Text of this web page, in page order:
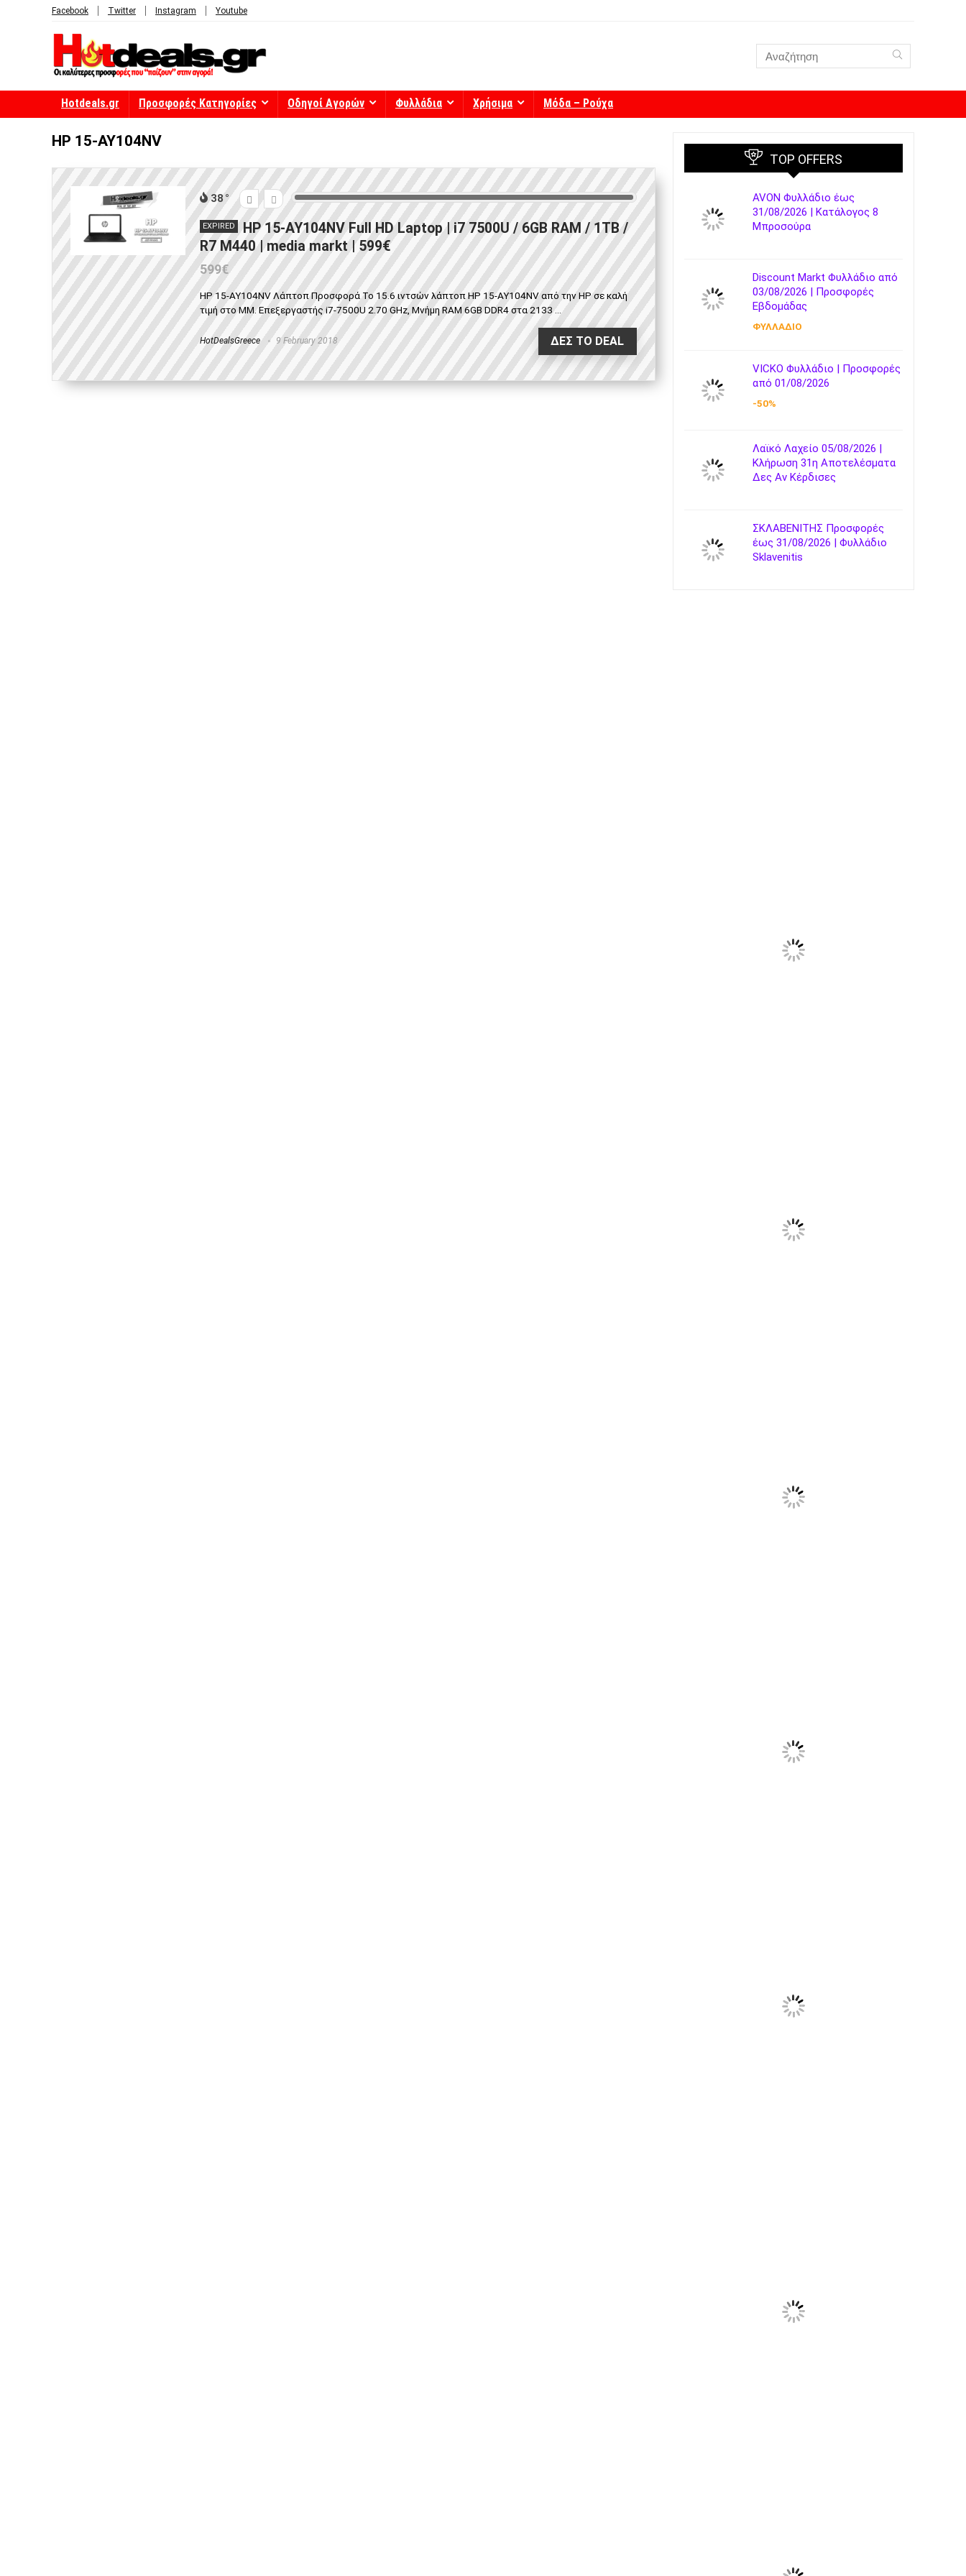
Facebook Twitter Instagram Youtube
Hotdeals.gr Προσφορές Κατηγορίες Οδηγοί Αγορών Φυλλάδια Χρήσιμα Μόδα – Ρούχα
HP 15-AY104NV
38
EXPIRED
HP 15-AY104NV Full HD Laptop | i7 7500U / 6GB RAM / 1TB /
R7 M440 | media markt | 599€
599€
HP 15-AY104NV Λάπτοπ Προσφορά Το 15.6 ιντσών λάπτοπ HP 15-AY104NV από την HP σε καλή
τιμή στο MM. Επεξεργαστής i7-7500U 2.70 GHz, Μνήμη RAM 6GB DDR4 στα 2133 ...
HotDealsGreece 9 February 2018 ΔΕΣ ΤΟ DEAL
TOP OFFERS
AVON Φυλλάδιο έως
31/08/2026 | Κατάλογος 8
Μπροσούρα
Discount Markt Φυλλάδιο από
03/08/2026 | Προσφορές
Εβδομάδας
ΦΥΛΛΑΔΙΟ
VICKO Φυλλάδιο | Προσφορές
από 01/08/2026
-50%
Λαϊκό Λαχείο 05/08/2026 |
Κλήρωση 31η Αποτελέσματα
Δες Αν Κέρδισες
ΣΚΛΑΒΕΝΙΤΗΣ Προσφορές
έως 31/08/2026 | Φυλλάδιο
Sklavenitis